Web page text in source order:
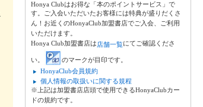
Honya Clubはお得な「本のポイントサービス」で
す。ご入会いただいたお客様には特典が盛りだくさ
ん！お近くのHonyaClub加盟書店でご入会、ご利用
いただけます。
Honya Club加盟書店は店舗一覧にてご確認くださ
い。
のマークが目印です。
HonyaClub会員規約
個人情報の取扱いに関する規程
※上記は加盟書店店頭で使用できるHonyaClubカー
ドの規約です。